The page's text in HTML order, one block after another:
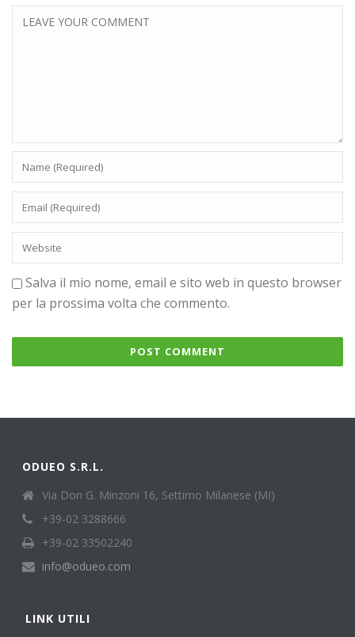
Salva il mio nome, email e sito web in questo browser
per la prossima volta che commento.
ODUEO S.R.L.
Via Don G. Minzoni 16, Settimo Milanese (MI)
+39-02 3288666
+39-02 33502240
info@odueo.com
LINK UTILI